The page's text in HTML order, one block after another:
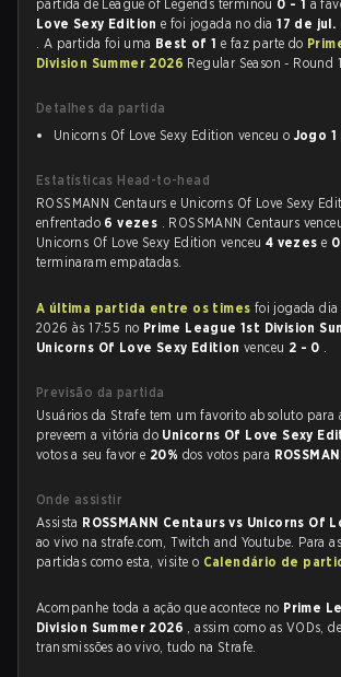
partida de League of Legends terminou 0 - 1 a
Love Sexy Editione foi jogada no dia17 de jul.
. A partida foi uma Best of 1 e faz parte do
Division Summer 2026 Regular Season - Round
Detalhes da partida
Unicorns Of Love Sexy Edition venceu o Jogo 1
Estatísticas Head-to-head
ROSSMANN Centaurs e Unicorns Of Love Sexy
enfrentado 6 vezes . ROSSMANN Centaurs
Unicorns Of Love Sexy Edition venceu 4 vezese
terminaram empatadas.
A última partida entre os times foi jogada dia
2026 às 17:55 no Prime League 1st Division
Unicorns Of Love Sexy Edition venceu 2 - 0 .
Previsão da partida
Usuários da Strafe tem um favorito absoluto para
preveem a vitória do Unicorns Of Love Sexy
votos a seu favor e 20% dos votos para
Onde assistir
Assista ROSSMANN Centaurs vs Unicorns Of
ao vivo na strafe.com, Twitch and Youtube. Para
partidas como esta, visite o Calendário de
Acompanhe toda a ação que acontece no Prime
Division Summer 2026 , assim como as VODs,
transmissões ao vivo, tudo na Strafe.